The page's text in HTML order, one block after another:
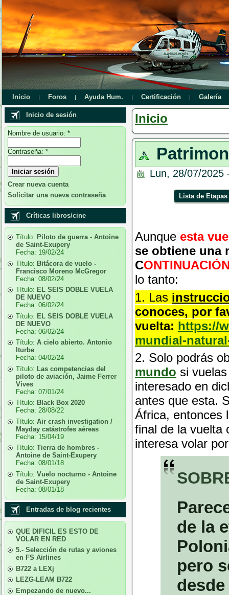
Inicio Foros Ayuda Hum. Certificación Galería
Inicio de sesión
Nombre de usuario: *
Contraseña: *
Crear nueva cuenta
Solicitar una nueva contraseña
Críticas libros/cine
Título: Piloto de guerra - Antoine
de Saint-Exupery
Fecha: 19/02/24
Título: Bitácora de vuelo -
Francisco Moreno McGregor
Fecha: 08/02/24
Título: EL SEIS DOBLE VUELA
DE NUEVO
Fecha: 06/02/24
Título: EL SEIS DOBLE VUELA
DE NUEVO
Fecha: 06/02/24
Título: A cielo abierto. Antonio
Iturbe
Fecha: 04/02/24
Título: Las competencias del
piloto de aviación, Jaime Ferrer
Vives
Fecha: 07/01/24
Título: Black Box 2020
Fecha: 28/08/22
Título: Air crash investigation /
Mayday catástrofes aéreas
Fecha: 15/04/19
Título: Tierra de hombres -
Antoine de Saint-Exupery
Fecha: 08/01/18
Título: Vuelo nocturno - Antoine
de Saint-Exupery
Fecha: 08/01/18
Entradas de blog recientes
QUE DIFICIL ES ESTO DE
VOLAR EN RED
5.- Selección de rutas y aviones
en FS Airlines
B722 a LEXj
LEZG-LEAM B722
Empezando de nuevo...
Inicio
Lun, 28/07/
Lista de Etapas
Aunque esta
se obtiene
C
lo tanto:
1. Las
conoces, por
vuelta: https://
mundial-
2. Solo podrás
mundo si
interesado en
antes que esta.
África, entonces
final de la vuelta
interesa volar
de la
pero